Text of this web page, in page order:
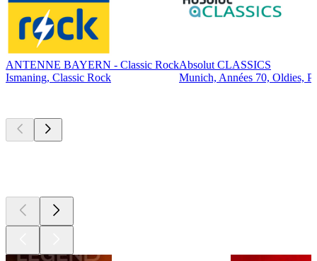
ANTENNE BAYERN - Classic Rock
Ismaning, Classic Rock
Absolut CLASSICS
Munich, Années 70, Oldies,